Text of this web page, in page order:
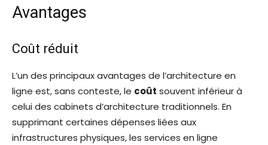
Avantages
Coût réduit
L’un des principaux avantages de l’architecture en
ligne est, sans conteste, le coût souvent inférieur à
celui des cabinets d’architecture traditionnels. En
supprimant certaines dépenses liées aux
infrastructures physiques, les services en ligne